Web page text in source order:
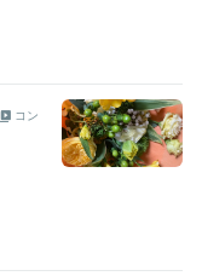
コン